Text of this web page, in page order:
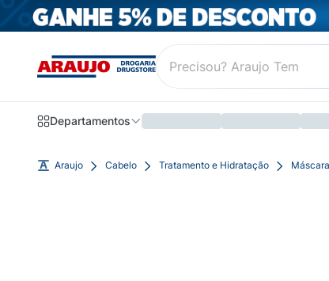
Departamentos
Araujo Cabelo Tratamento e Hidratação